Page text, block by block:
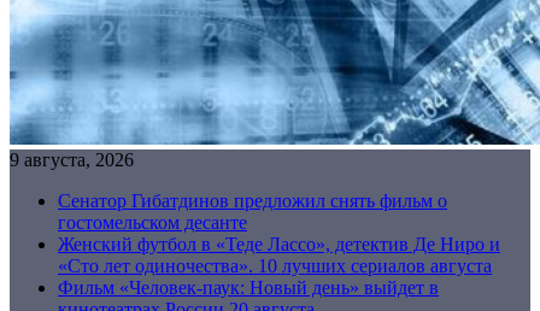
9 августа, 2026
Сенатор Гибатдинов предложил снять фильм о
гостомельском десанте
Женский футбол в «Теде Лассо», детектив Де Ниро и
«Сто лет одиночества». 10 лучших сериалов августа
Фильм «Человек-паук: Новый день» выйдет в